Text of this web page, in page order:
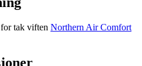
tak viften Northern Air Comfort